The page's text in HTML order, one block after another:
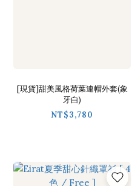
[現貨]甜美風格荷葉連帽外套(象
牙白)
NT$3,780